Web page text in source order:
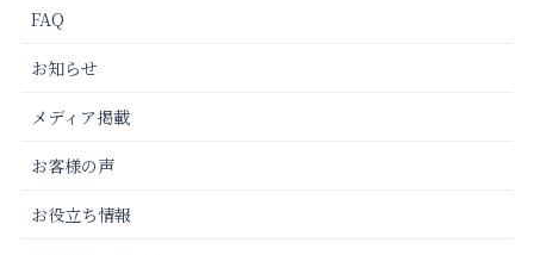
FAQ
お知らせ
メディア掲載
お客様の声
お役立ち情報